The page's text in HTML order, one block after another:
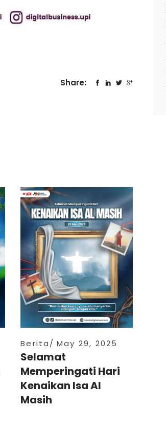
Share:
Berita May 29, 2025
Selamat
Memperingati Hari
Kenaikan Isa Al
Masih